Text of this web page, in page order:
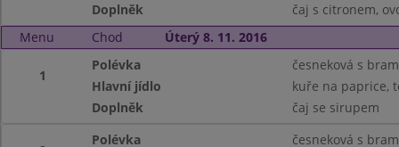
Doplněk
čaj s citronem,
Menu
Chod Úterý 8. 11. 2016
1
Polévka
česneková s
Hlavní jídlo
kuře na paprice,
Doplněk
čaj se sirupem
Polévka
česneková s